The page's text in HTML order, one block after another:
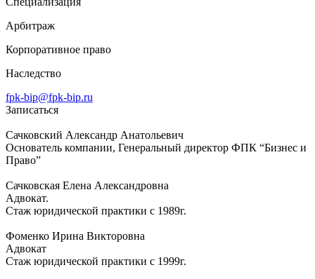
Арбитраж
Корпоративное право
Наследство
fpk-bip@fpk-bip.ru
Записаться
Сачковский Александр Анатольевич
Основатель компании, Генеральный директор ФПК “Бизнес и
Право”
Сачковская Елена Александровна
Адвокат.
Стаж юридической практики с 1989г.
Фоменко Ирина Викторовна
Адвокат
Стаж юридической практики с 1999г.